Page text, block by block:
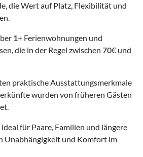
die Wert auf Platz, Flexibilität und
1+ Ferienwohnungen und
die in der Regel zwischen 70€ und
praktische Ausstattungsmerkmale
wurden von früheren Gästen
für Paare, Familien und längere
Unabhängigkeit und Komfort im